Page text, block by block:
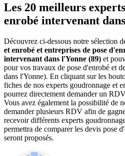
Les 20 meilleurs
enrobé intervenant
Découvrez ci-dessous notre sélection
et enrobé et entreprises de pose
intervenant dans l'Yonne (89) et
pour vos travaux de pose d'enrobé et
dans l'Yonne). En cliquant sur les
fiches de nos experts goudronnage et
pourrez directement demander un
Vous avez également la possibilité de
demander plusieurs RDV afin de
recevoir différents experts
permettra de comparer les devis pose
seront proposés.